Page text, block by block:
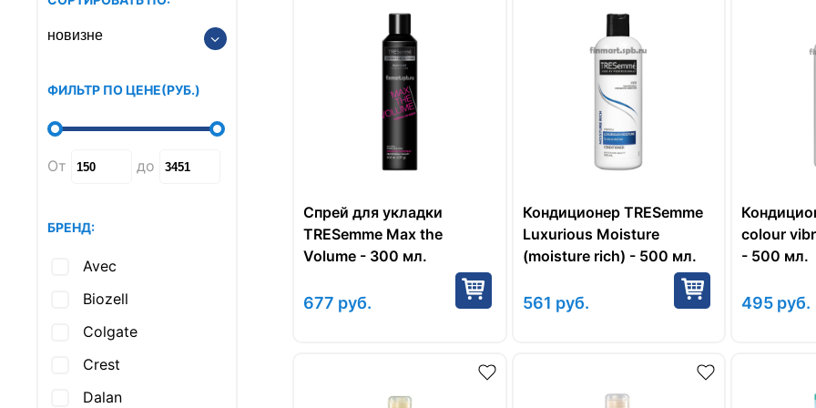
ФИЛЬТР ПО ЦЕНЕ(РУБ.)
От до
БРЕНД:
Avec
Biozell
Colgate
Crest
Dalan
Спрей для укладки
TRESemme Max the
Volume - 300 мл.
677 руб.
Кондиционер TRESemme
Luxurious Moisture
(moisture rich) - 500 мл.
561 руб.
colour
- 500 мл.
495 руб.